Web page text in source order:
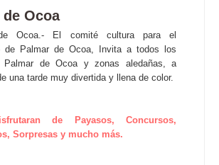
Ocoa
Ocoa.- El comité cultura para el
de Palmar de Ocoa, Invita a todos los
Palmar de Ocoa y zonas aledañas, a
una tarde muy divertida y llena de color.
de Payasos, Concursos,
Sorpresas y mucho más.